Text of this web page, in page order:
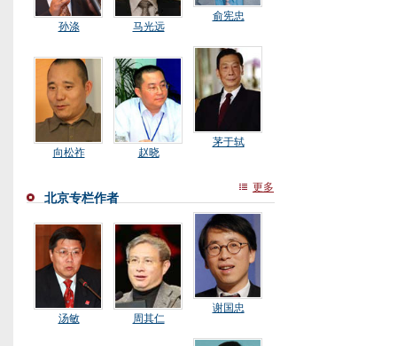
孙涤 马光远
俞宪忠
向松祚 赵晓
茅于轼
北京专栏作者
更多
汤敏 周其仁
谢国忠